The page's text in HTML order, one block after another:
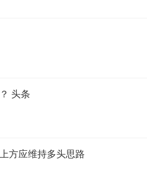
头条
方应维持多头思路